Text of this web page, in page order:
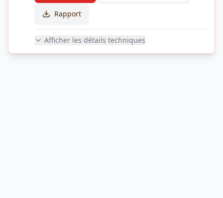
Rapport
Afficher les détails techniques